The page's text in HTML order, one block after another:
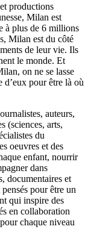
productions
Milan est
à plus de 6 millions
Milan est du côté
de leur vie. Ils
le monde. Et
on ne se lasse
d’eux pour être là où
auteurs,
(sciences, arts,
du
oeuvres et des
enfant, nourrir
dans
documentaires et
pour être un
qui inspire des
en collaboration
chaque niveau